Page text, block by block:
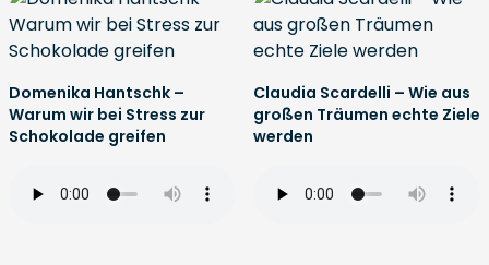
Domenika Hantschk –
Warum wir bei Stress zur
Schokolade greifen
Claudia Scardelli – Wie aus
großen Träumen echte Ziele
werden